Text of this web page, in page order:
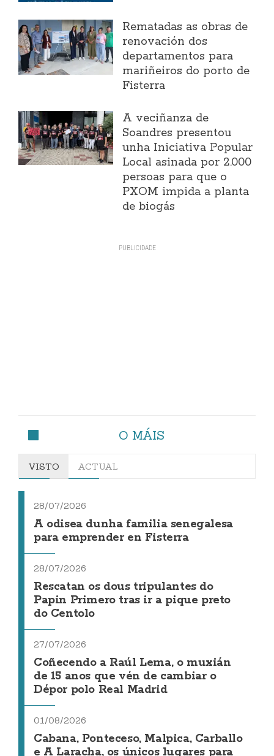
Rematadas as obras de
renovación dos
departamentos para
mariñeiros do porto de
Fisterra
A veciñanza de
Soandres presentou
unha Iniciativa Popular
Local asinada por 2.000
persoas para que o
PXOM impida a planta
de biogás
O MÁIS
VISTO ACTUAL
28/07/2026
A odisea dunha familia senegalesa
para emprender en Fisterra
28/07/2026
Rescatan os dous tripulantes do
Papin Primero tras ir a pique preto
do Centolo
27/07/2026
Coñecendo a Raúl Lema, o muxián
de 15 anos que vén de cambiar o
Dépor polo Real Madrid
01/08/2026
Cabana, Ponteceso, Malpica, Carballo
e A Laracha, os únicos lugares para